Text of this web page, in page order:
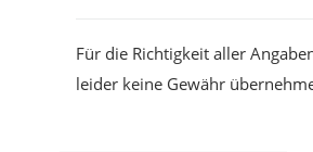
Für die Richtigkeit aller
leider keine Gewähr